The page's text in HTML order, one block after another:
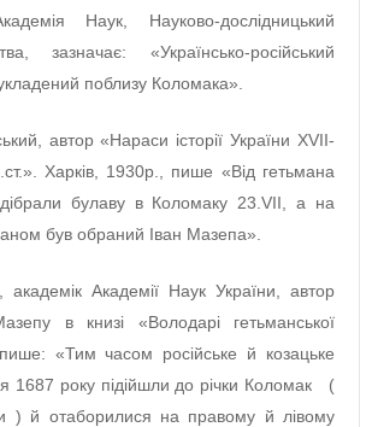
Наук, Науково-дослідницький
зазначає: «Українсько-російський
поблизу Коломака».
автор «Нараси історії України XVII-
Харків, 1930р., пише «Від гетьмана
булаву в Коломаку 23.VII, а на
був обраний Іван Мазепа».
академік Академії Наук України, автор
в книзі «Володарі гетьманської
«Тим часом російське й козацьке
1687 року підійшли до річки Коломак (
) й отаборилися на правому й лівому